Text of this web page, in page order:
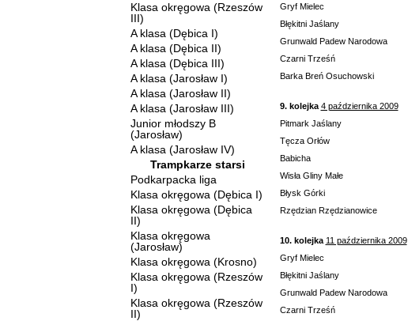
Klasa okręgowa (Rzeszów
III)
A klasa (Dębica I)
A klasa (Dębica II)
A klasa (Dębica III)
A klasa (Jarosław I)
A klasa (Jarosław II)
A klasa (Jarosław III)
Junior młodszy B
(Jarosław)
A klasa (Jarosław IV)
Trampkarze starsi
Podkarpacka liga
Klasa okręgowa (Dębica I)
Klasa okręgowa (Dębica
II)
Klasa okręgowa
(Jarosław)
Klasa okręgowa (Krosno)
Klasa okręgowa (Rzeszów
I)
Klasa okręgowa (Rzeszów
II)
Gryf Mielec
Błękitni Jaślany
Grunwald Padew Narodowa
Czarni Trześń
Barka Breń Osuchowski
9. kolejka 4 października 2009
Pitmark Jaślany
Tęcza Orłów
Babicha
Wisła Gliny Małe
Błysk Górki
Rzędzian Rzędzianowice
10. kolejka 11 października 2009
Gryf Mielec
Błękitni Jaślany
Grunwald Padew Narodowa
Czarni Trześń